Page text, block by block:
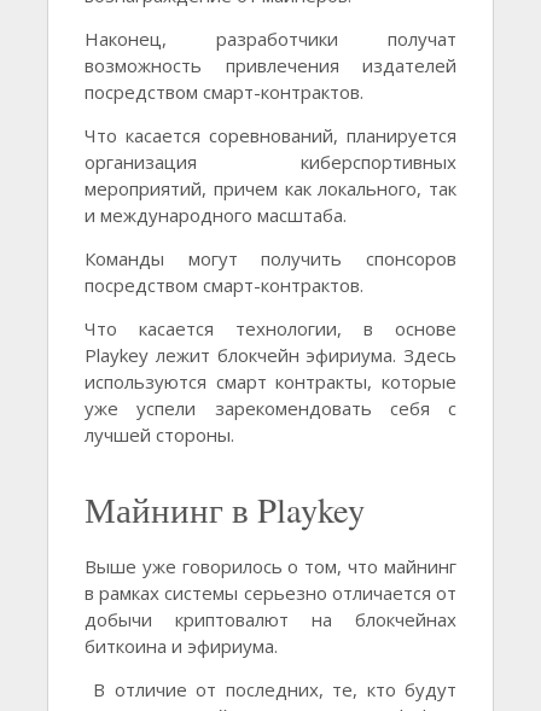
Наконец, разработчики получат
возможность привлечения издателей
посредством смарт-контрактов.
Что касается соревнований, планируется
организация киберспортивных
мероприятий, причем как локального, так
и международного масштаба.
Команды могут получить спонсоров
посредством смарт-контрактов.
Что касается технологии, в основе
Playkey лежит блокчейн эфириума. Здесь
используются смарт контракты, которые
уже успели зарекомендовать себя с
лучшей стороны.
Майнинг в Playkey
Выше уже говорилось о том, что майнинг
в рамках системы серьезно отличается от
добычи криптовалют на блокчейнах
биткоина и эфириума.
В отличие от последних, те, кто будут